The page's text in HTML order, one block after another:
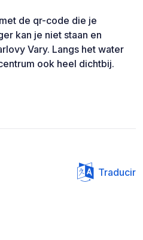
de qr-code die je
kan je niet staan en
Vary. Langs het water
ook heel dichtbij.
Traducir